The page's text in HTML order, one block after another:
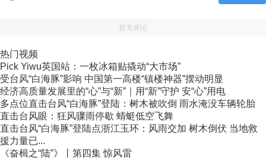
暂无评论
热门视频
Pick Yiwu英国站：一枚冰箱贴撬动“大市场”
受台风“白海豚”影响 中国第一高楼“镇楼神器”摆动明显
经济高质量发展里的“心”与“新”｜用“新”守护 安“心”用电
多点位直击台风“白海豚”登陆：树木被吹倒 雨水淹没车辆轮胎
直击台风眼：狂风骤雨停歇 蜻蜓低空飞舞
直击台风“白海豚”登陆点浙江玉环：风雨交加 树木倒伏 当地救
援力量已...
《奋楫之“陆”》丨第四集 惊风雷